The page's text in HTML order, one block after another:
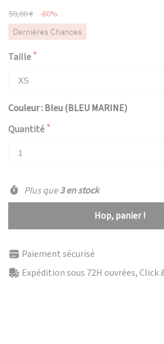
50,00 € -60%
Dernières Chances
Taille
Couleur : Bleu (BLEU MARINE)
Quantité
Plus que3 en stock
Hop, panier !
Paiement sécurisé
Expédition sous 72H ouvrées, Click